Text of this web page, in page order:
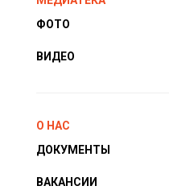
ФОТО
ВИДЕО
О НАС
ДОКУМЕНТЫ
ВАКАНСИИ